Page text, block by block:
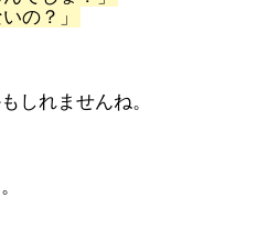
の？」
しれませんね。